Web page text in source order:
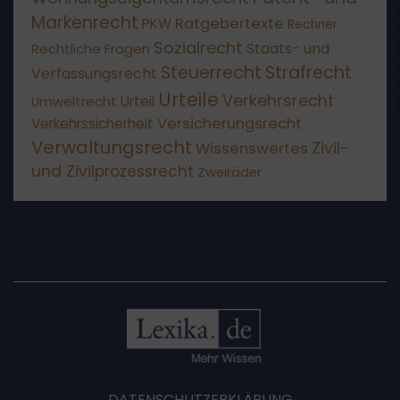
Markenrecht PKW Ratgebertexte Rechner
Rechtliche Fragen Sozialrecht Staats- und
Verfassungsrecht Steuerrecht Strafrecht
Umweltrecht Urteil Urteile Verkehrsrecht
Verkehrssicherheit Versicherungsrecht
Verwaltungsrecht Wissenswertes Zivil-
und Zivilprozessrecht Zweiräder